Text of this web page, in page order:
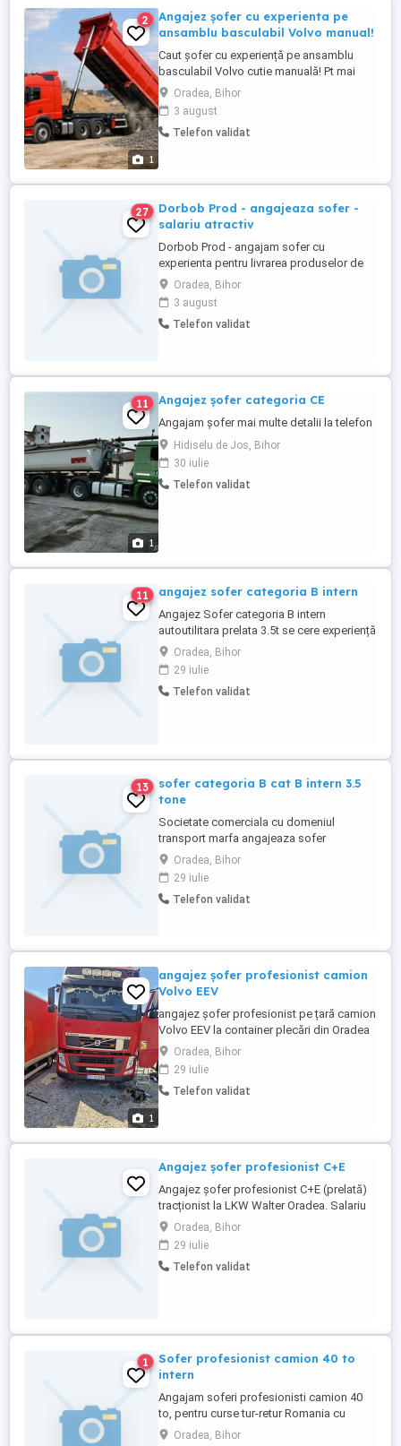
1
2
Angajez șofer cu experienta pe
ansamblu basculabil Volvo manual!
Caut șofer cu experiență pe ansamblu
basculabil Volvo cutie manuală! Pt mai
multe detalii la nr de telefon 078 patru 67
unu 02 zero . Se lucrează în zona Oradea.
Oradea, Bihor
3 august
Telefon validat
27
Dorbob Prod - angajeaza sofer -
salariu atractiv
Dorbob Prod - angajam sofer cu
experienta pentru livrarea produselor de
panificatie.
Oradea, Bihor
3 august
Telefon validat
1
11 Angajez șofer categoria CE
Angajam șofer mai multe detalii la telefon
Hidiselu de Jos, Bihor
30 iulie
Telefon validat
11 angajez sofer categoria B intern
Angajez Sofer categoria B intern
autoutilitara prelata 3.5t se cere experiență
în transport cu autoutilitară , seriozitate ,
persoane dornice să lucreze domiciliu
obligatoriu Oradea , Max 10 km
Oradea, Bihor
29 iulie
Telefon validat
13
sofer categoria B cat B intern 3.5
tone
Societate comerciala cu domeniul
transport marfa angajeaza sofer
categoria B pentru auto cu prelata . Se
cauta sofer fara antecedente penale sau
evenimente rutiere grave , permis cat B
minim 2 ani. Experienta pe autoutilitara
Oradea, Bihor
29 iulie
Telefon validat
1
angajez șofer profesionist camion
Volvo EEV
angajez șofer profesionist pe țară camion
Volvo EEV la container plecări din Oradea
se lucrează la program salarizare atractivă
la alegere fix sau la zi sau km cum se vrea
Oradea, Bihor
29 iulie
Telefon validat
Angajez șofer profesionist C+E
Angajez șofer profesionist C+E (prelată)
tracționist la LKW Walter Oradea. Salariu
atractiv 9000 - 11000 RON net, mai multe
detalii la tel.
Oradea, Bihor
29 iulie
Telefon validat
1
Sofer profesionist camion 40 to
intern
Angajam soferi profesionisti camion 40
to, pentru curse tur-retur Romania cu
remorca frigorifica. Oferim colaborare pe
Oradea, Bihor